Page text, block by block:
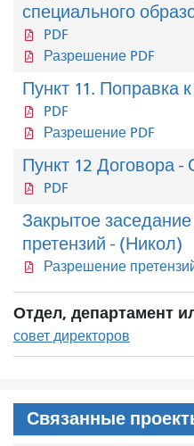
специального
PDF
Разрешение PDF
Пункт 11. Поправка к
PDF
Разрешение PDF
Пункт 12 Договора -
PDF
Закрытое
претензий - (Никол)
Разрешение
Отдел, департамент
совет директоров
Связанные